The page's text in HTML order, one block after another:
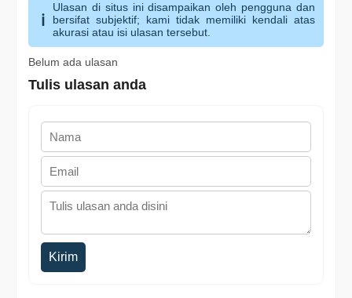
Ulasan di situs ini disampaikan oleh pengguna dan
bersifat subjektif; kami tidak memiliki kendali atas
akurasi atau isi ulasan tersebut.
Belum ada ulasan
Tulis ulasan anda
Kirim